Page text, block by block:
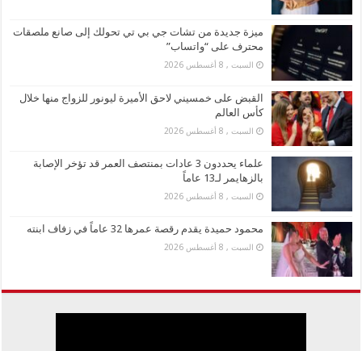
ميزة جديدة من تشات جي بي تي تحولك إلى صانع ملصقات
محترف على “واتساب”
السبت , 8 أغسطس 2026
القبض على خمسيني لاحق الأميرة ليونور للزواج منها خلال
كأس العالم
السبت , 8 أغسطس 2026
علماء يحددون 3 عادات بمنتصف العمر قد تؤخر الإصابة
بالزهايمر لـ13 عاماً
السبت , 8 أغسطس 2026
محمود حميدة يقدم رقصة عمرها 32 عاماً في زفاف ابنته
السبت , 8 أغسطس 2026